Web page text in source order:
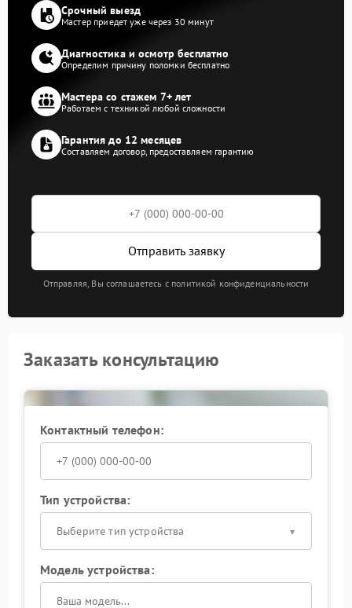
Срочный выезд
Мастер приедет уже через 30 минут
Диагностика и осмотр бесплатно
Определим причину поломки бесплатно
Мастера со стажем 7+ лет
Работаем с техникой любой сложности
Гарантия до 12 месяцев
Составляем договор, предоставляем гарантию
Отправить заявку
Отправляя, Вы соглашаетесь с политикой конфиденциальности
Заказать консультацию
Контактный телефон:
Тип устройства:
Выберите тип устройства
Модель устройства: